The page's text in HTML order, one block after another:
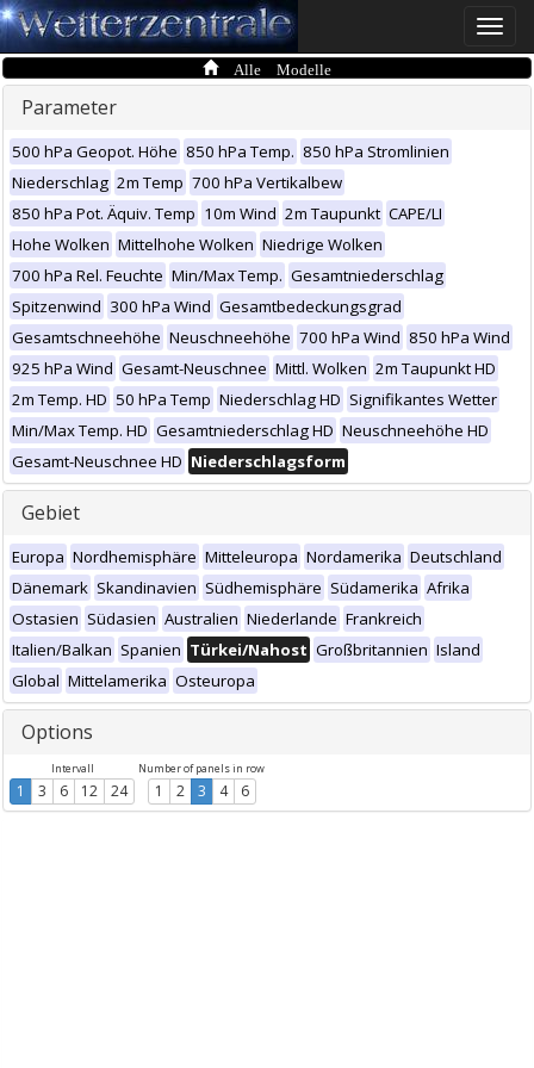
Toggle
Alle Modelle
Parameter
500 hPa Geopot. Höhe 850 hPa Temp. 850 hPa Stromlinien
Niederschlag 2m Temp 700 hPa Vertikalbew
850 hPa Pot. Äquiv. Temp 10m Wind 2m Taupunkt CAPE/LI
Hohe Wolken Mittelhohe Wolken Niedrige Wolken
700 hPa Rel. Feuchte Min/Max Temp. Gesamtniederschlag
Spitzenwind 300 hPa Wind Gesamtbedeckungsgrad
Gesamtschneehöhe Neuschneehöhe 700 hPa Wind 850 hPa Wind
925 hPa Wind Gesamt-Neuschnee Mittl. Wolken 2m Taupunkt HD
2m Temp. HD 50 hPa Temp Niederschlag HD Signifikantes Wetter
Min/Max Temp. HD Gesamtniederschlag HD Neuschneehöhe HD
Gesamt-Neuschnee HD Niederschlagsform
Gebiet
Europa Nordhemisphäre Mitteleuropa Nordamerika Deutschland
Dänemark Skandinavien Südhemisphäre Südamerika Afrika
Ostasien Südasien Australien Niederlande Frankreich
Italien/Balkan Spanien Türkei/Nahost Großbritannien Island
Global Mittelamerika Osteuropa
Options
Intervall
1 3 6 12 24
Number of panels in row
1 2 3 4 6